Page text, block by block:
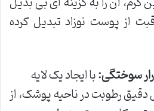
از پوست نوزاد تبدیل کرده
سوختگی:با ایجاد یک لایه
رطوبت در ناحیه پوشک، از